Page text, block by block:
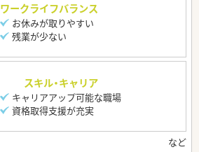
ワークライフバランス
お休みが取りやすい
残業が少ない
スキル・キャリア
キャリアアップ可能な職場
資格取得支援が充実